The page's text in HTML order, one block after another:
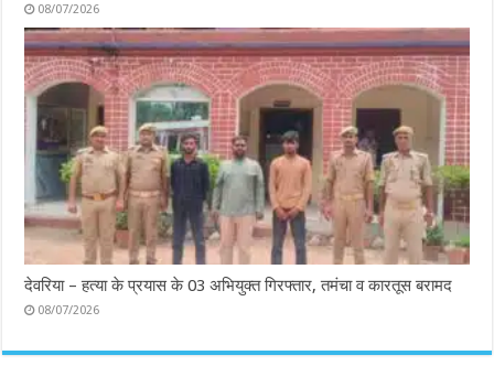
08/07/2026
देवरिया – हत्या के प्रयास के 03 अभियुक्त गिरफ्तार, तमंचा व कारतूस बरामद
08/07/2026